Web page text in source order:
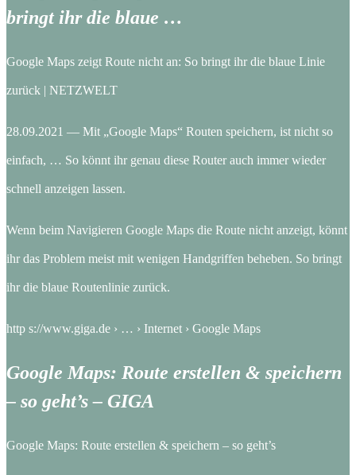
bringt ihr die blaue …
Google Maps zeigt Route nicht an: So bringt ihr die blaue Linie
zurück | NETZWELT
28.09.2021 — Mit „Google Maps“ Routen speichern, ist nicht so
einfach, … So könnt ihr genau diese Router auch immer wieder
schnell anzeigen lassen.
Wenn beim Navigieren Google Maps die Route nicht anzeigt, könnt
ihr das Problem meist mit wenigen Handgriffen beheben. So bringt
ihr die blaue Routenlinie zurück.
http s://www.giga.de › … › Internet › Google Maps
Google Maps: Route erstellen & speichern
– so geht’s – GIGA
Google Maps: Route erstellen & speichern – so geht’s